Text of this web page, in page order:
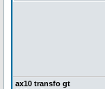
ax10 transfo gt